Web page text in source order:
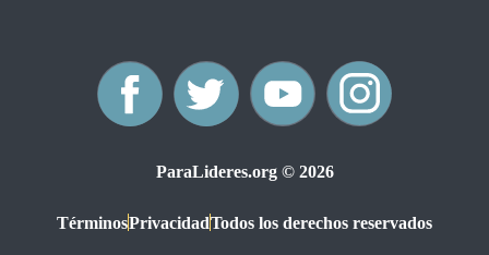
ParaLideres.org © 2026
TérminosPrivacidadTodos los derechos reservados
F
a
c
T
w
i
Y
o
u
I
s